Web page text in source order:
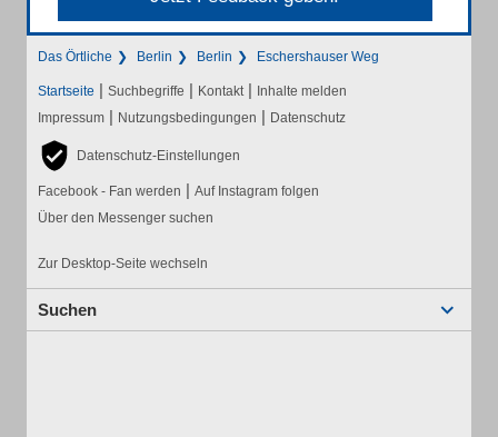
Das Örtliche Berlin Berlin Eschershauser Weg
Startseite | Suchbegriffe | Kontakt | Inhalte melden
Impressum | Nutzungsbedingungen | Datenschutz
Datenschutz-Einstellungen
Facebook - Fan werden | Auf Instagram folgen
Über den Messenger suchen
Zur Desktop-Seite wechseln
Suchen